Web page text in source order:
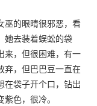
的眼睛很邪恶，看
她去装着蜈蚣的袋
来，但很困难，有一
弃，但巴巴豆一直在
在袋子开个口，钻出
色，很冷。